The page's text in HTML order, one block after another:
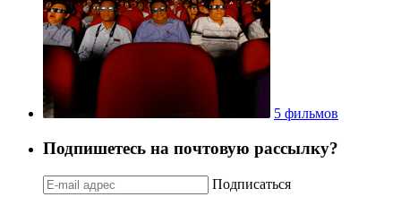
5 фильмов
Подпишетесь на почтовую рассылку?
Подписаться